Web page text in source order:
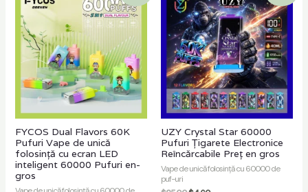
FYCOS Dual Flavors 60K
Pufuri Vape de unică
folosință cu ecran LED
inteligent 60000 Pufuri en-
gros
UZY Crystal Star 60000
Pufuri Țigarete Electronice
Reîncărcabile Preț en gros
Vape de unică folosință cu 60000 de
puf-uri